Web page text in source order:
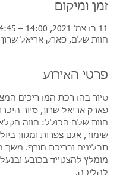
זמן ומיקום
11 בדצמ׳ 2021, 14:00 – 14:45
חוות שלם, פארק אריאל שרון
פרטי האירוע
סיור בהדרכת המדריכים
פארק אריאל שרון, סיור
חוות שלם הכולל: חווה
שימור, אגם צפרות ומגוון
מומלץ להצטייד בכובע
להליכה.